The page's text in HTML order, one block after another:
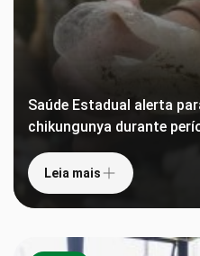
Saúde Estadual alerta
chikungunya durante
Leia mais